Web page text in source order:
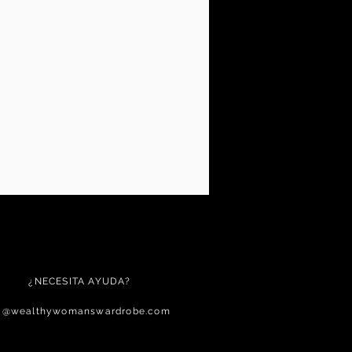
¿NECESITA AYUDA?